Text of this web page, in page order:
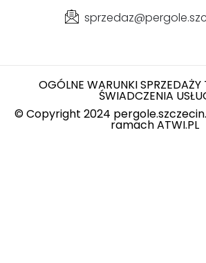
© Copyright 2024
ramachATWI.PL
OGÓLNE WARUNKI
ŚWIADCZENIA